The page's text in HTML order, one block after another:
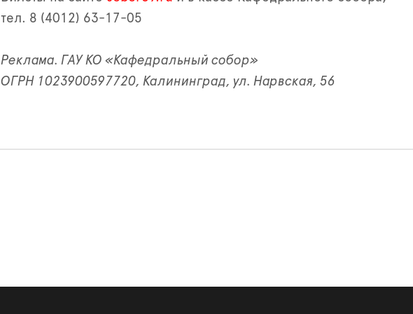
тел. 8 (4012) 63-17-05
Реклама. ГАУ КО «Кафедральный собор»
ОГРН 1023900597720, Калининград, ул. Нарвская, 56